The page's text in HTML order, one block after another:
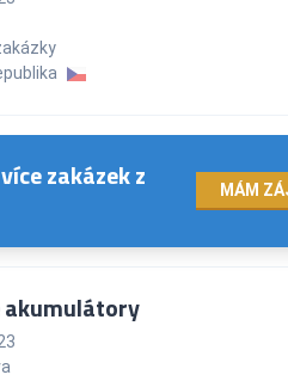
zakázek z
MÁM
akumulátory